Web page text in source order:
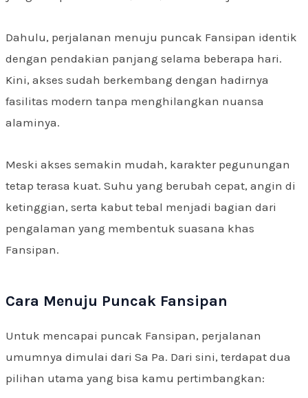
Dahulu, perjalanan menuju puncak Fansipan identik
dengan pendakian panjang selama beberapa hari.
Kini, akses sudah berkembang dengan hadirnya
fasilitas modern tanpa menghilangkan nuansa
alaminya.
Meski akses semakin mudah, karakter pegunungan
tetap terasa kuat. Suhu yang berubah cepat, angin di
ketinggian, serta kabut tebal menjadi bagian dari
pengalaman yang membentuk suasana khas
Fansipan.
Cara Menuju Puncak Fansipan
Untuk mencapai puncak Fansipan, perjalanan
umumnya dimulai dari Sa Pa. Dari sini, terdapat dua
pilihan utama yang bisa kamu pertimbangkan: